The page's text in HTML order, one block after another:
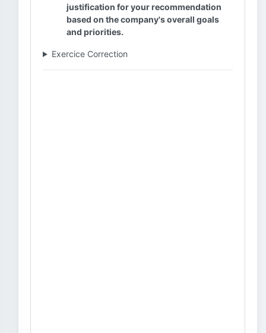
justification for your recommendation
based on the company's overall goals
and priorities.
Exercice Correction